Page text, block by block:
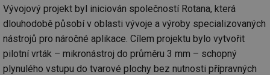
Vývojový projekt byl iniciován společností Rotana, která
dlouhodobě působí v oblasti vývoje a výroby specializovaných
nástrojů pro náročné aplikace. Cílem projektu bylo vytvořit
pilotní vrták – mikronástroj do průměru 3 mm – schopný
plynulého vstupu do tvarové plochy bez nutnosti přípravných